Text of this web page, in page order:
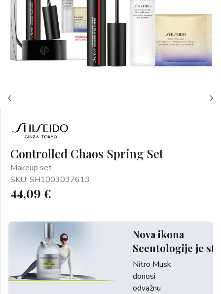
Controlled Chaos Spring Set
Makeup set
SKU: SH1003037613
44,09 €
Nova ikona
Scentologije je
Nitro Musk
donosi
odvažnu